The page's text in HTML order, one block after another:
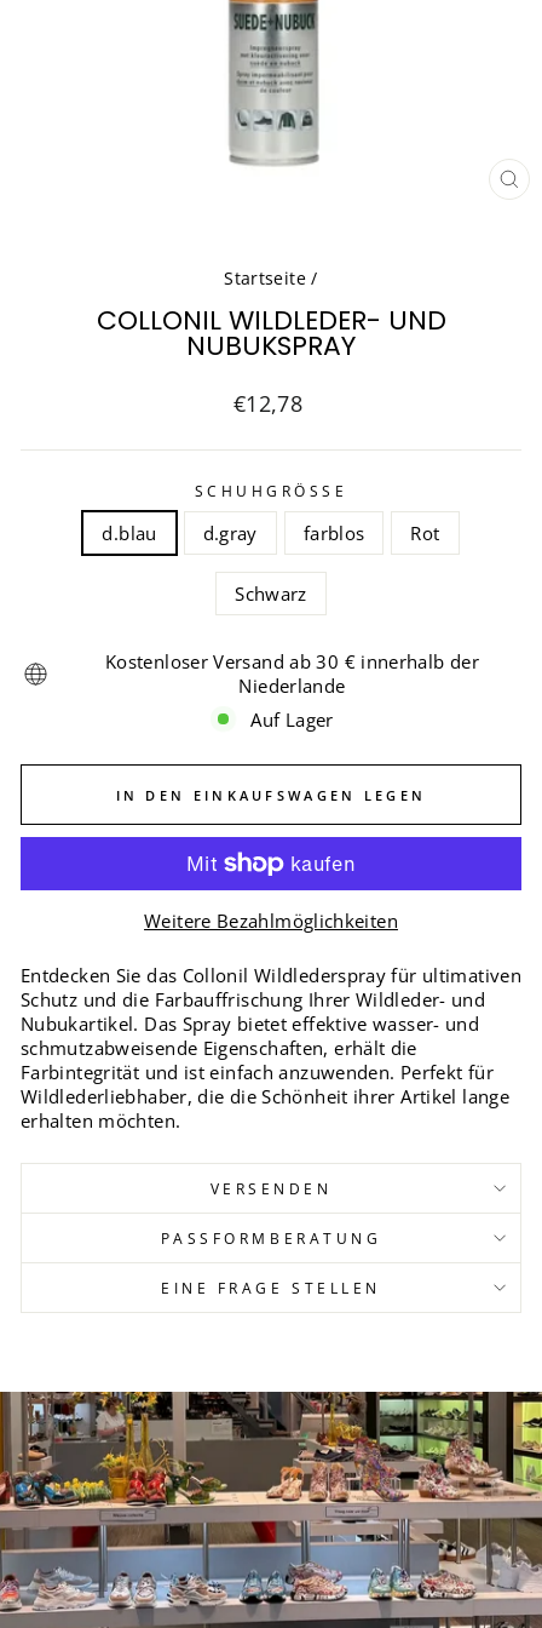
Startseite /
COLLONIL WILDLEDER- UND
NUBUKSPRAY
Normaler
€12,78
SCHUHGRÖSSE
d.blau d.gray farblos Rot
Schwarz
Kostenloser Versand ab 30 € innerhalb der
Niederlande
Auf Lager
IN DEN EINKAUFSWAGEN LEGEN
Weitere Bezahlmöglichkeiten
Entdecken Sie das Collonil Wildlederspray für ultimativen
Schutz und die Farbauffrischung Ihrer Wildleder- und
Nubukartikel. Das Spray bietet effektive wasser- und
schmutzabweisende Eigenschaften, erhält die
Farbintegrität und ist einfach anzuwenden. Perfekt für
Wildlederliebhaber, die die Schönheit ihrer Artikel lange
erhalten möchten.
VERSENDEN
PASSFORMBERATUNG
EINE FRAGE STELLEN